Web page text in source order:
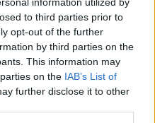
to third parties prior to
opt-out of the further
by third parties on the
This information may
on the IAB’s List of
further disclose it to other
il consenso dei parenti,
come bilanciare
probatorie.
la necessità di